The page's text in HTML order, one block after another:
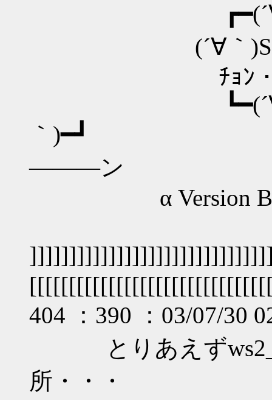
┏━(´∀｀
(´∀｀
ﾁｮﾝ・ﾁｭﾝ
｀)━┛
―――ン
α Version
404 ：390 ：03/07/30
とりあえず
所・・・